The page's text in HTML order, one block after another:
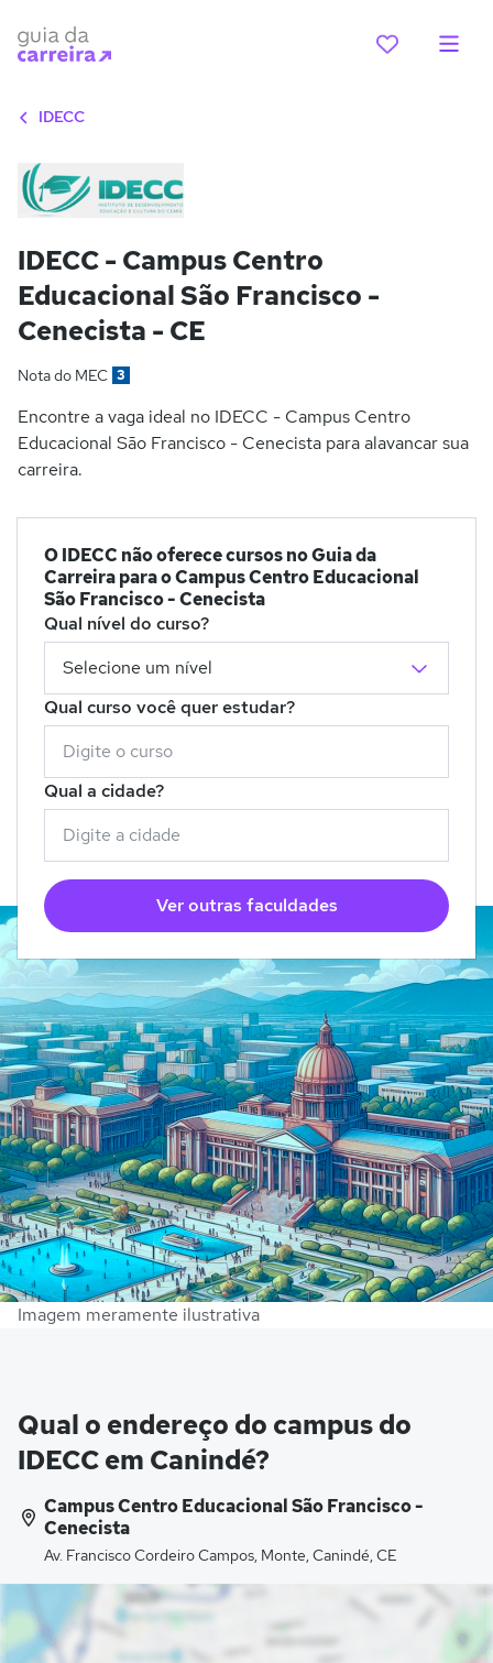
IDECC
IDECC - Campus Centro
Educacional São Francisco -
Cenecista - CE
Nota do MEC 3
Encontre a vaga ideal no IDECC - Campus Centro
Educacional São Francisco - Cenecista para alavancar sua
carreira.
O IDECC não oferece cursos no Guia da
Carreira para o Campus Centro Educacional
São Francisco - Cenecista
Qual nível do curso?
Qual curso você quer estudar?
Qual a cidade?
Ver outras faculdades
Imagem meramente ilustrativa
Qual o endereço do campus do
IDECC em Canindé?
Campus Centro Educacional São Francisco -
Cenecista
Av. Francisco Cordeiro Campos, Monte, Canindé, CE